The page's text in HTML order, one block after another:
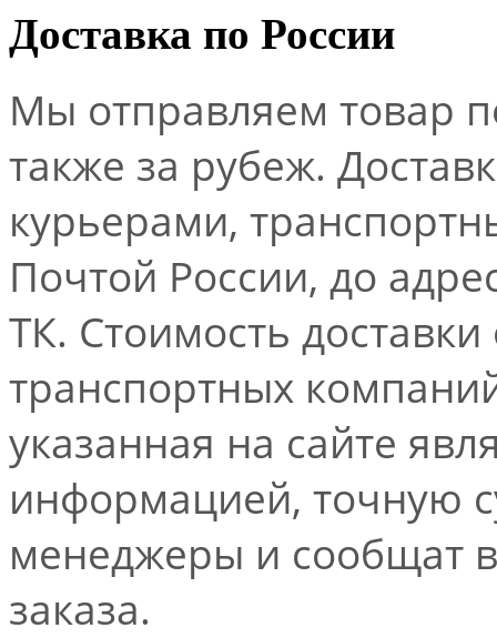
Доставка по России
Мы отправляем товар
также за рубеж.
курьерами,
Почтой России, до
ТК. Стоимость
транспортных
указанная на сайте
информацией, точную
менеджеры и сообщат
заказа.